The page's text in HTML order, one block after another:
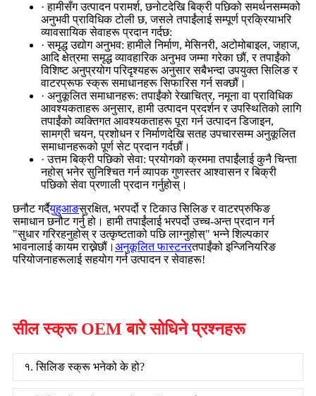
· हामीसँग उत्पादन परामर्श, छनोटदेखि बिक्री पछिको समर्थनसम्मको
अनुभवी प्राविधिक टोली छ, जसले तपाईंलाई सम्पूर्ण प्रक्रियाभरि
व्यावसायिक सेवाहरू प्रदान गर्दछ:
· समृद्ध उद्योग अनुभव: हामीले निर्माण, मेसिनरी, अटोमोबाइल, जहाज,
आदि क्षेत्रमा समृद्ध व्यावहारिक अनुभव जम्मा गरेका छौं, र तपाईंको
विशिष्ट अनुप्रयोग परिदृश्यहरू अनुसार सबैभन्दा उपयुक्त सिलिङ र
वाटरप्रूफ स्क्रू समाधानहरू सिफारिस गर्न सक्छौं।
· अनुकूलित समाधानहरू: तपाईंको रेखाचित्र, नमूना वा प्राविधिक
आवश्यकताहरू अनुसार, हामी उत्पादन प्रदर्शन र उपस्थितिको लागि
तपाईंको व्यक्तिगत आवश्यकताहरू पूरा गर्न उत्पादन डिजाइन,
सामग्री चयन, प्रशोधन र निर्माणदेखि सतह उपचारसम्म अनुकूलित
समाधानहरूको पूर्ण सेट प्रदान गर्दछौं।
· उत्तम बिक्री पछिको सेवा: प्रयोगको क्रममा तपाईंलाई कुनै चिन्ता
नहोस् भनेर सुनिश्चित गर्न व्यापक गुणस्तर आश्वासन र बिक्री
पछिको सेवा प्रणाली प्रदान गर्नुहोस्।
छनौट गर्दैयुहुआङसुरक्षित, भरपर्दो र टिकाउ सिलिङ र वाटरप्रुफिङ
समाधान छनौट गर्नु हो। हामी तपाईंलाई भरपर्दो उच्च-अन्त प्रदान गर्न
"सुधार गरिरहनुहोस् र उत्कृष्टताको पछि लाग्नुहोस्" भन्ने शिल्पकार
भावनालाई कायम राख्नेछौं। अनुकूलित फास्टनरतपाईंको इन्जिनियरिङ
परियोजनाहरूलाई सहयोग गर्न उत्पादन र सेवाहरू!
सील स्क्रू OEM बारे सोधिने प्रश्नहरू
१. सिलिङ स्क्रू भनेको के हो?